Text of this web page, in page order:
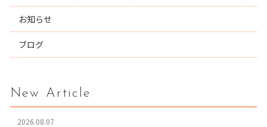
お知らせ
ブログ
New Article
2026.08.07